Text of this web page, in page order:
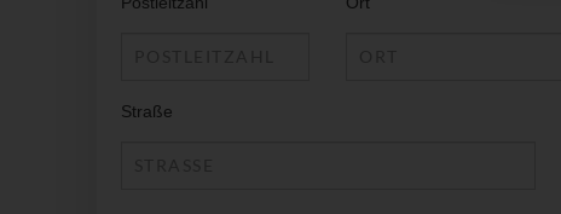
Straße